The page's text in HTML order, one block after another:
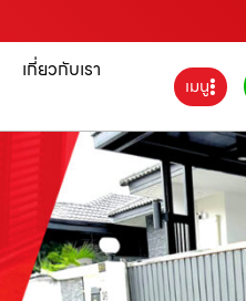
เกี่ยวกับเรา
เมนู